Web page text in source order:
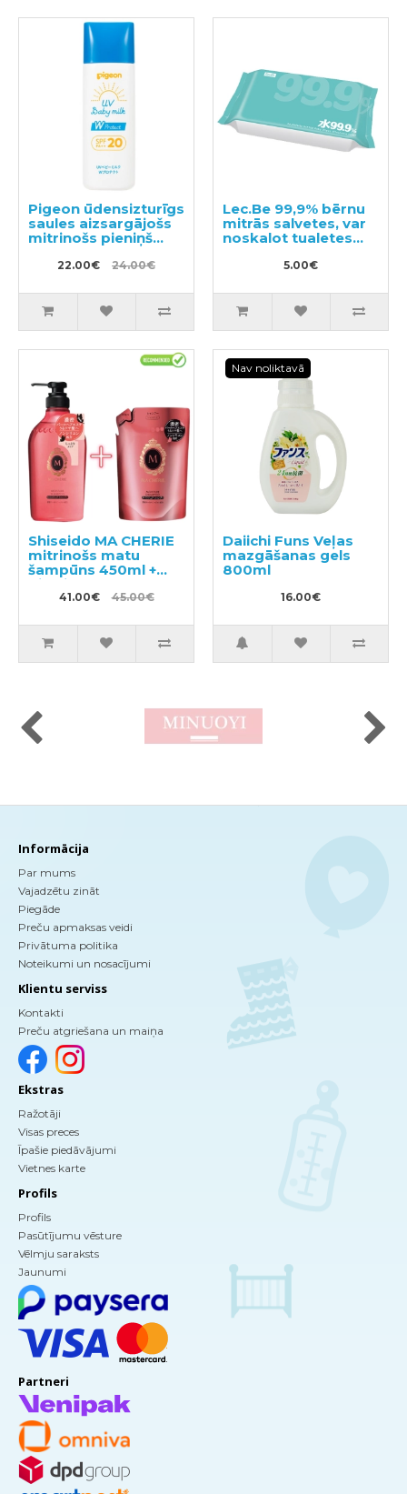
Pigeon ūdensizturīgs
saules aizsargājošs
mitrinošs pieniņš
22.00€ 24.00€
Lec.Be 99,9% bērnu
mitrās salvetes, var
noskalot tualetes
5.00€
Shiseido MA CHERIE
mitrinošs matu
šampūns 450ml +
pildviela 380ml
41.00€ 45.00€
Nav noliktavā
Daiichi Funs Veļas
mazgāšanas gels
800ml
16.00€
Informācija
Par mums
Vajadzētu zināt
Piegāde
Preču apmaksas veidi
Privātuma politika
Noteikumi un nosacījumi
Klientu serviss
Kontakti
Preču atgriešana un maiņa
Ekstras
Ražotāji
Visas preces
Īpašie piedāvājumi
Vietnes karte
Profils
Profils
Pasūtījumu vēsture
Vēlmju saraksts
Jaunumi
Partneri